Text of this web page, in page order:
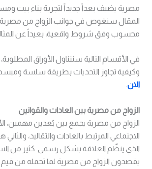
مصرية يضيف بعداً جديداً لتجربة بناء بيت
المقال سنغوص في جوانب الزواج من
محسوب وفق شروط واقعية، بعيداً عن
في الأقسام التالية سنتناول الأوراق
وكيفية تجاوز التحديات بطريقة سلسة
الان.
الزواج من مصرية بين العادات والقوانين
الزواج من مصرية يجمع بين بُعدين مهمين،
الاجتماعي المرتبط بالعادات والتقاليد، والثاني
الذي ينظّم العلاقة بشكل رسمي. كثير من
يقصدون الزواج من مصرية لما تحمله من قيم